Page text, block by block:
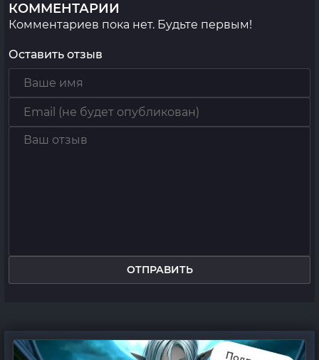
КОММЕНТАРИИ
Комментариев пока нет. Будьте первым!
Оставить отзыв
ОТПРАВИТЬ